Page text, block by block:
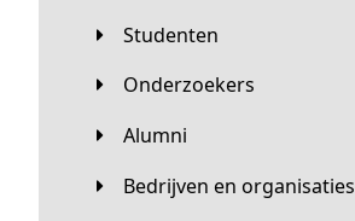
Studenten
Onderzoekers
Alumni
Bedrijven en organisaties